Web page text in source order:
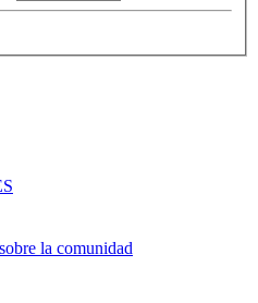
la comunidad